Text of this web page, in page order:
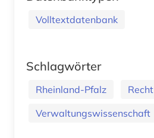
Volltextdatenbank
Schlagwörter
Rheinland-Pfalz Recht
Verwaltungswissenschaft